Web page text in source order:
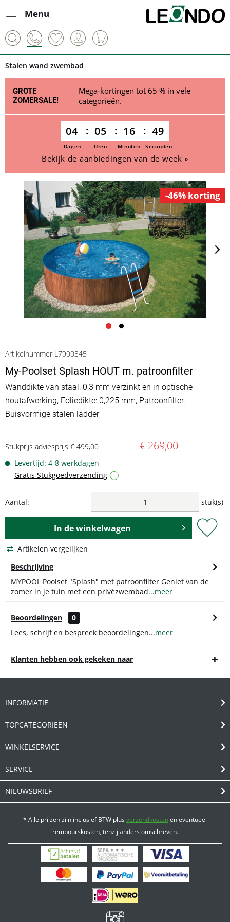
Menu
Stalen wand zwembad
GROTE
ZOMERSALE!
Mega-kortingen tot 65 % in vele
categorieën.
04 05 16 49
Dagen Uren Minuten Seconden
Bekijk de aanbiedingen van de week »
-46% korting
Artikelnummer L7900345
My-Poolset Splash HOUT m. patroonfilter
Wanddikte van staal: 0,3 mm verzinkt en in optische
houtafwerking, Foliedikte: 0,225 mm, Patroonfilter,
Buisvormige stalen ladder
Stukprijs adviesprijs € 499,00 € 269,00
Levertijd: 4-8 werkdagen
Gratis Stukgoedverzending
i
Aantal: stuk(s)
In dewinkelwagen
Artikelen vergelijken
Beschrijving
MYPOOL Poolset "Splash" met patroonfilter Geniet van de
zomer in je tuin met een privézwembad...meer
Beoordelingen
0
Lees, schrijf en bespreek beoordelingen...meer
Klanten hebben ook gekeken naar
INFORMATIE
TOPCATEGORIEËN
WINKELSERVICE
SERVICE
NIEUWSBRIEF
* Alle prijzen zijn inclusief BTW plusverzendkostenen eventueel
rembourskosten, tenzij anders omschreven.